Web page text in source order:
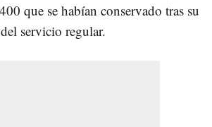
que se habían conservado tras su
servicio regular.